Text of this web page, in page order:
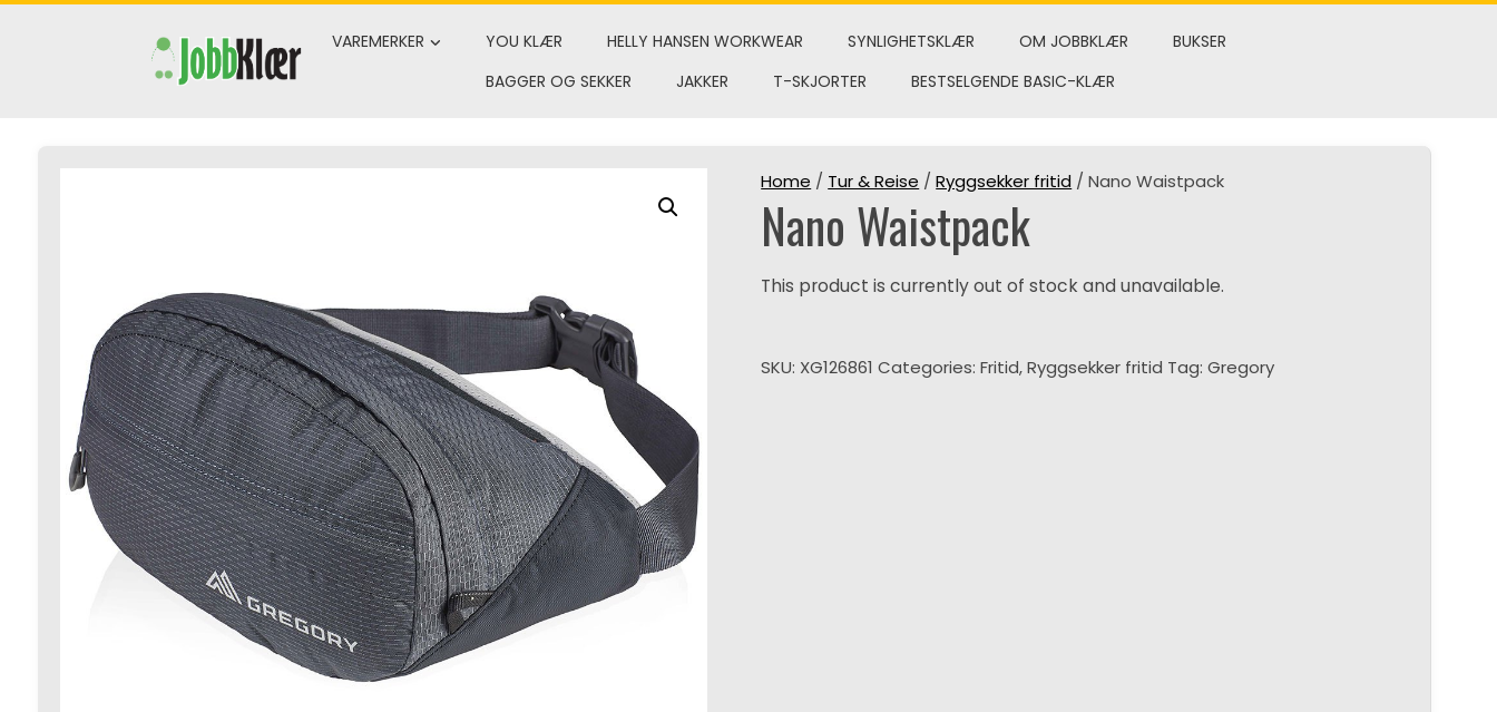
Skip
VAREMERKER YOU KLÆR HELLY HANSEN WORKWEAR SYNLIGHETSKLÆR OM JOBBKLÆR
BUKSER
BAGGER OG SEKKER
JAKKER T-SKJORTER BESTSELGENDE BASIC-KLÆR
Home / Tur & Reise /Ryggsekker fritid / Nano Waistpack
Nano Waistpack
This product is currently out of stock and unavailable.
SKU: XG126861 Categories:Fritid,Ryggsekker fritid Tag:Gregory